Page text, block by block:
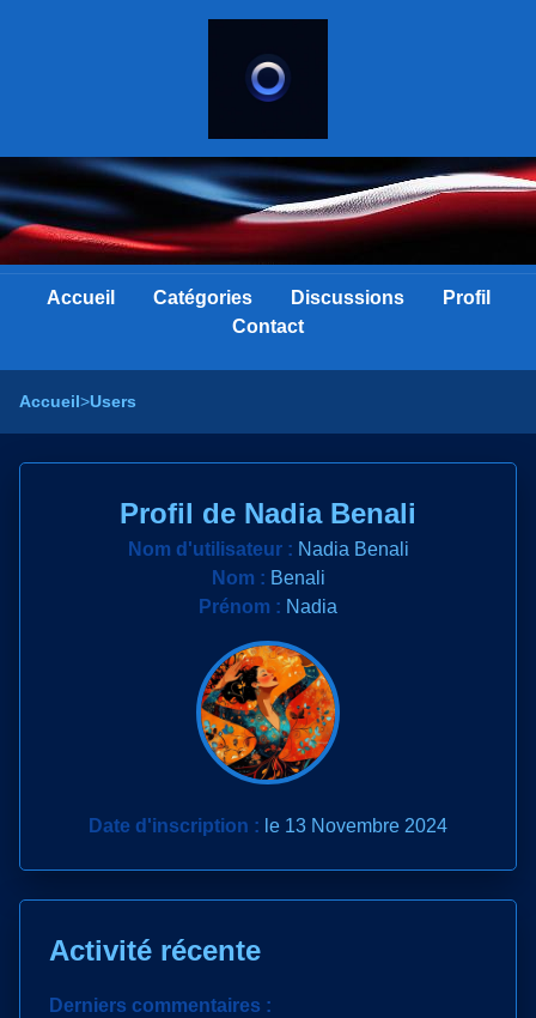
Accueil Catégories Discussions
Profil
Contact
Accueil>Users
Profil de Nadia Benali
Nom d'utilisateur : Nadia Benali
Nom : Benali
Prénom : Nadia
Date d'inscription : le 13 Novembre 2024
Activité récente
Derniers commentaires :